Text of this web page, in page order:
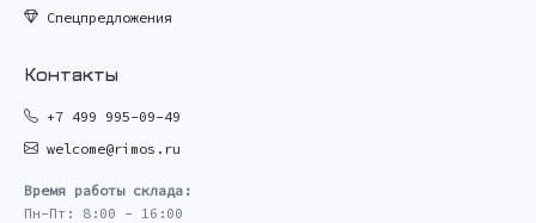
Спецпредложения
Контакты
+7 499 995-09-49
welcome@rimos.ru
Время работы склада:
Пн-Пт: 8:00 - 16:00